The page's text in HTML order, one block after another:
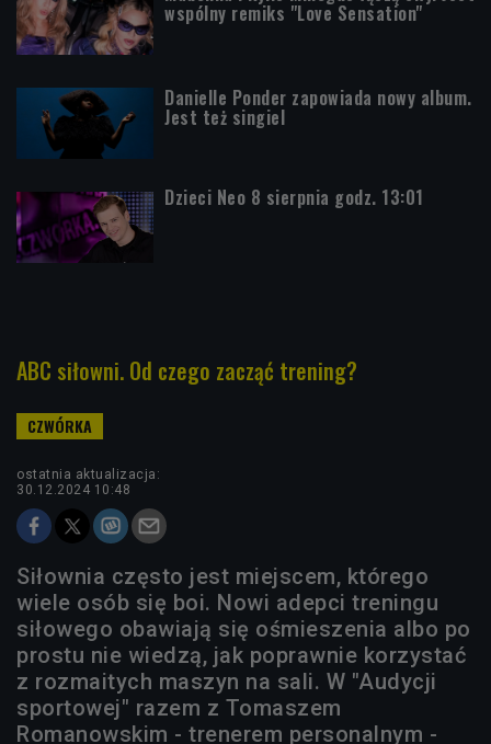
wspólny remiks "Love Sensation"
Danielle Ponder zapowiada nowy album.
Jest też singiel
Dzieci Neo 8 sierpnia godz. 13:01
ABC siłowni. Od czego zacząć trening?
ostatnia aktualizacja:
30.12.2024 10:48
Siłownia często jest miejscem, którego
wiele osób się boi. Nowi adepci treningu
siłowego obawiają się ośmieszenia albo po
prostu nie wiedzą, jak poprawnie korzystać
z rozmaitych maszyn na sali. W "Audycji
sportowej" razem z Tomaszem
Romanowskim - trenerem personalnym -